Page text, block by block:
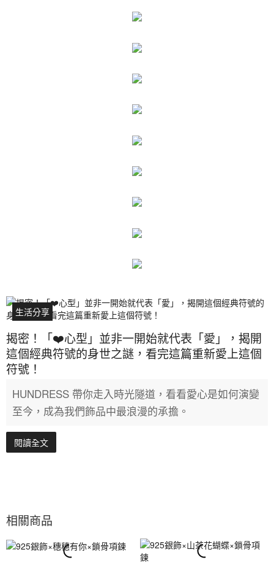
生活分享
揭密！「❤️心型」並非一開始就代表「愛」，揭開
這個經典符號的身世之謎，看完這篇重新愛上這個
符號！
HUNDRESS 帶你走入時光隧道，看看愛心是如何演變
至今，成為我們飾品中最浪漫的承擔。
閱讀全文
相關商品